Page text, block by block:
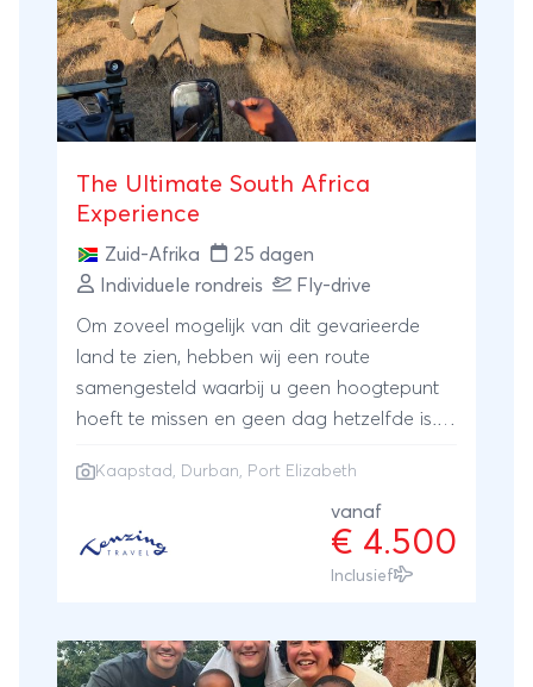
The Ultimate South Africa
Experience
Zuid-Afrika
25 dagen
Individuele rondreis
Fly-drive
Om zoveel mogelijk van dit gevarieerde
land te zien, hebben wij een route
samengesteld waarbij u geen hoogtepunt
hoeft te missen en geen dag hetzelfde is. U
natuurschoon van Zuid-Afrika, maar
bezoekt ook de bruisende stad Kaapstad.
Tijdens deze reis vliegt u van Durban naar
Port Elizabeth om een lange afstand te
tempo gedurende uw vakantie. De wegen
in Zuid-Afrika lenen zich uitstekend om met
Kaapstad , Durban, Port Elizabeth
vanaf
€ 4.500
Inclusief